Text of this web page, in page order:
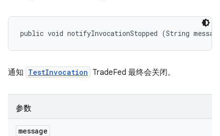
public void notifyInvocationStopped (String
通知 TestInvocation TradeFed 最终会关闭。
参数
message